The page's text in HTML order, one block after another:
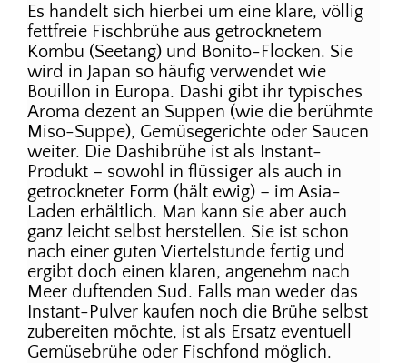
Es handelt sich hierbei um eine klare, völlig
fettfreie Fischbrühe aus getrocknetem
Kombu (Seetang) und Bonito-Flocken. Sie
wird in Japan so häufig verwendet wie
Bouillon in Europa. Dashi gibt ihr typisches
Aroma dezent an Suppen (wie die berühmte
Miso-Suppe), Gemüsegerichte oder Saucen
weiter. Die Dashibrühe ist als Instant-
Produkt – sowohl in flüssiger als auch in
getrockneter Form (hält ewig) – im Asia-
Laden erhältlich. Man kann sie aber auch
ganz leicht selbst herstellen. Sie ist schon
nach einer guten Viertelstunde fertig und
ergibt doch einen klaren, angenehm nach
Meer duftenden Sud. Falls man weder das
Instant-Pulver kaufen noch die Brühe selbst
zubereiten möchte, ist als Ersatz eventuell
Gemüsebrühe oder Fischfond möglich.